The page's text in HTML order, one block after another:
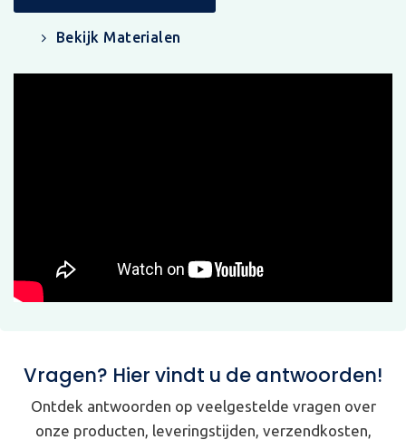
Bekijk Materialen
Vragen? Hier vindt u de antwoorden!
Ontdek antwoorden op veelgestelde vragen over
onze producten, leveringstijden, verzendkosten,